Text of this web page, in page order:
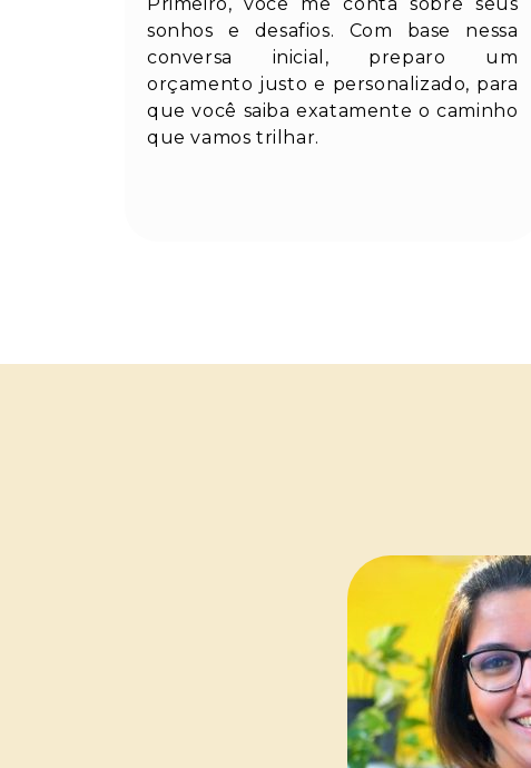
sonhos e desafios. Com base nessa
conversa inicial, preparo um
orçamento justo e personalizado, para
que você saiba exatamente o caminho
que vamos trilhar.